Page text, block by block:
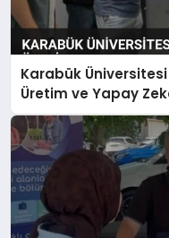
Karabük
Üretim ve Yapay